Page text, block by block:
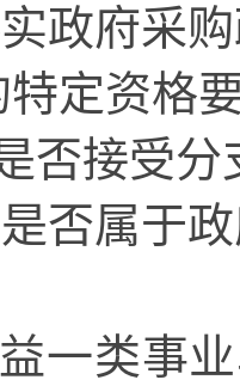
政府采
定资格
否接受
否属于
一类事